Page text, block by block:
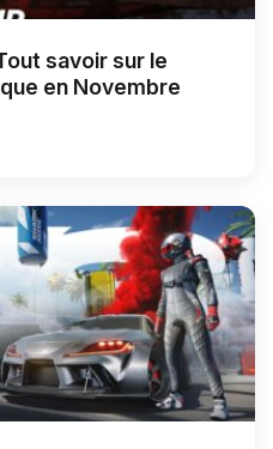
savoir sur le
en Novembre